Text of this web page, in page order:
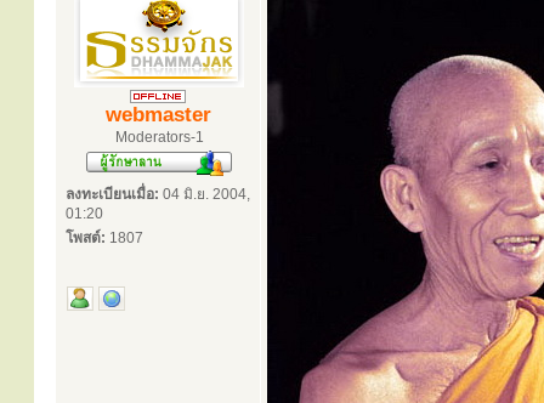
webmaster
Moderators-1
ลงทะเบียนเมื่อ: 04 มิ.ย. 2004,
01:20
โพสต์: 1807